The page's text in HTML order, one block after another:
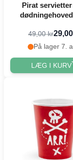
Pirat servietter
49,00 kr
På lager 7.
LÆG I KURV